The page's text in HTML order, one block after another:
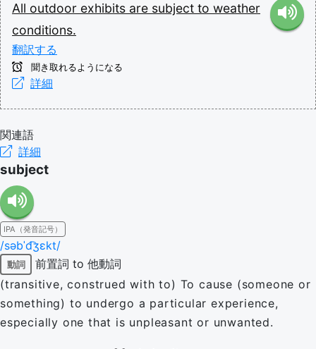
All outdoor exhibits are subject to weather
conditions.
翻訳する
聞き取れるようになる
詳細
関連語
詳細
subject
IPA（発音記号）
/səbˈd͡ʒɛkt/
動詞 前置詞 to 他動詞
(transitive, construed with to) To cause (someone or
something) to undergo a particular experience,
especially one that is unpleasant or unwanted.